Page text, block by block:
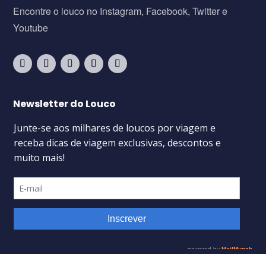
Encontre o louco no Instagram, Facebook, Twitter e
Youtube
Newsletter do Louco